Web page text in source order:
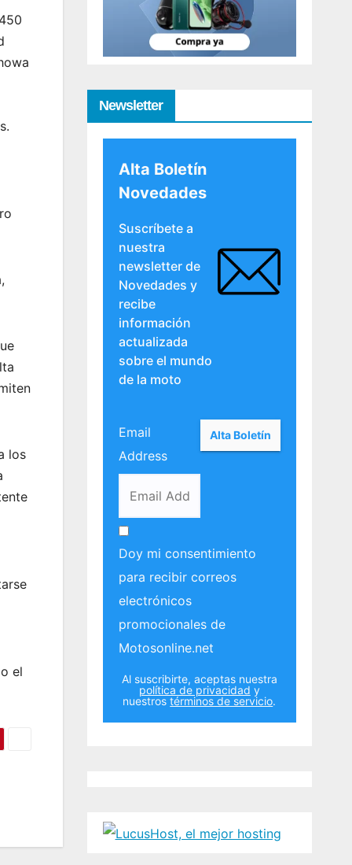
los
el
Newsletter
Alta Boletín
Novedades
Suscríbete a
nuestra
newsletter de
Novedades y
recibe
información
actualizada
sobre el mundo
de la moto
Email
Address
Doy mi consentimiento
para recibir correos
electrónicos
promocionales de
Motosonline.net
Al suscribirte, aceptas nuestra
política de privacidad y
nuestrostérminos de servicio.